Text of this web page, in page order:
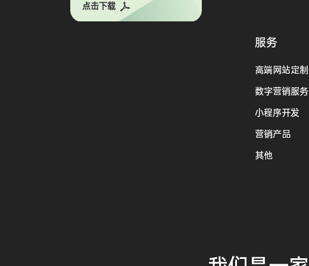
点击下载
服务
高端网站定制
数字营销服务
小程序开发
营销产品
其他